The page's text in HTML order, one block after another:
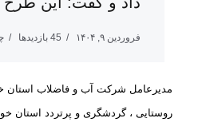
فروردین ۹, ۱۴۰۴ 45 بازدیدها
روستایی ، گردشگری و پرتردد استان